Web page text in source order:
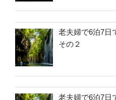
老夫婦で6泊7日
その２
老夫婦で6泊7日